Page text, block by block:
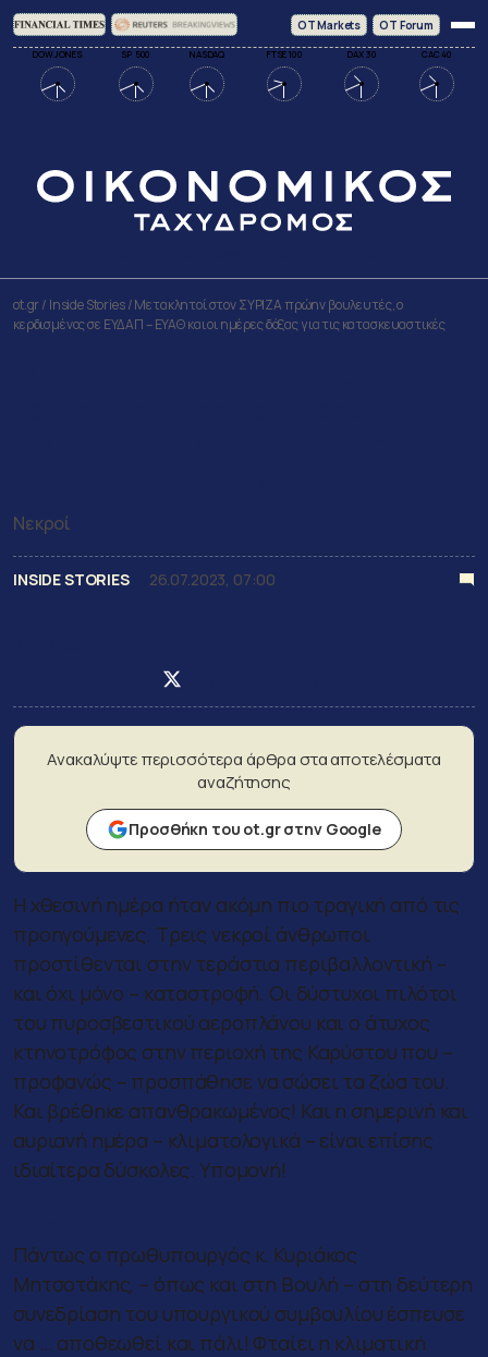
DOW JONES SP 500 NASDAQ FTSE 100 DAX 30 CAC 40
ΟΤ Markets OT Forum
ot.gr/ Inside Stories/Μετακλητοί στον ΣΥΡΙΖΑ πρώην βουλευτές, ο
κερδισμένος σε ΕΥΔΑΠ – ΕΥΑΘ και οι ημέρες δόξας για τις κατασκευαστικές
Νεκροί
INSIDE STORIES 26.07.2023, 07:00
Ανακαλύψτε περισσότερα άρθρα στα αποτελέσματα
αναζήτησης
Προσθήκη του ot.gr στην Google
Η χθεσινή ημέρα ήταν ακόμη πιο τραγική από τις
προηγούμενες. Τρεις νεκροί άνθρωποι
προστίθενται στην τεράστια περιβαλλοντική –
και όχι μόνο – καταστροφή. Οι δύστυχοι πιλότοι
του πυροσβεστικού αεροπλάνου και ο άτυχος
κτηνοτρόφος στην περιοχή της Καρύστου που –
προφανώς – προσπάθησε να σώσει τα ζώα του.
Και βρέθηκε απανθρακωμένος! Και η σημερινή και
αυριανή ημέρα – κλιματολογικά – είναι επίσης
ιδιαίτερα δύσκολες. Υπομονή!
Πάντως ο πρωθυπουργός κ. Κυριάκος
Μητσοτάκης, – όπως και στη Βουλή – στη δεύτερη
συνεδρίαση του υπουργικού συμβουλίου έσπευσε
να … αποθεωθεί και πάλι! Φταίει η κλιματική